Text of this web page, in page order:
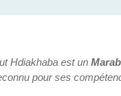
Hdiakhaba est un
pour ses